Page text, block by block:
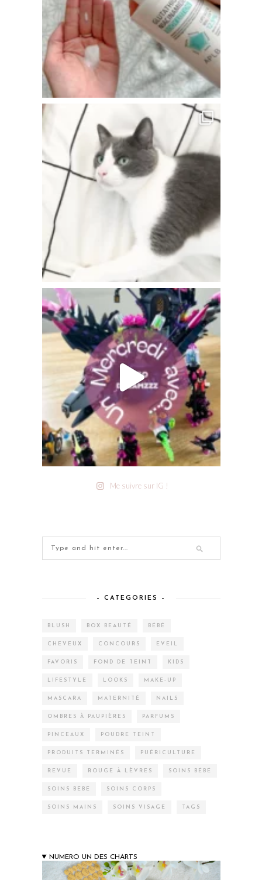
Me suivre sur IG !
– CATEGORIES –
BLUSH BOX BEAUTÉ BÉBÉ
CHEVEUX CONCOURS EVEIL
FAVORIS FOND DE TEINT KIDS
LIFESTYLE LOOKS MAKE-UP
MASCARA MATERNITÉ NAILS
OMBRES À PAUPIÈRES PARFUMS
PINCEAUX POUDRE TEINT
PRODUITS TERMINÉS PUÉRICULTURE
REVUE ROUGE À LÈVRES SOINS BÉBÉ
SOINS BÉBÉ SOINS CORPS
SOINS MAINS SOINS VISAGE TAGS
NUMERO UN DES CHARTS